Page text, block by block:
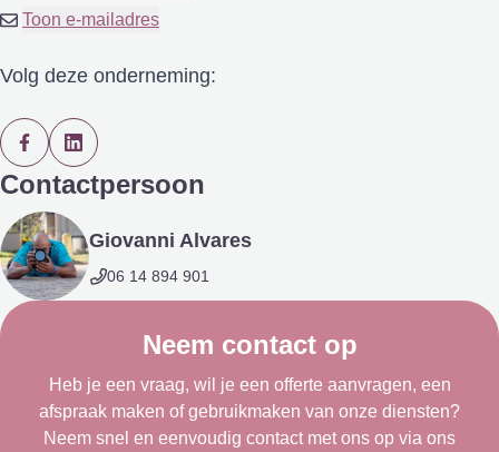
Toon e-mailadres
Volg deze onderneming:
Contactpersoon
Giovanni Alvares
06 14 894 901
Neem contact op
Heb je een vraag, wil je een offerte aanvragen, een
afspraak maken of gebruikmaken van onze diensten?
Neem snel en eenvoudig contact met ons op via ons